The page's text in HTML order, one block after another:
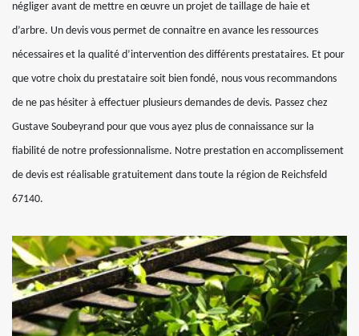
négliger avant de mettre en œuvre un projet de taillage de haie et
d’arbre. Un devis vous permet de connaitre en avance les ressources
nécessaires et la qualité d’intervention des différents prestataires. Et pour
que votre choix du prestataire soit bien fondé, nous vous recommandons
de ne pas hésiter à effectuer plusieurs demandes de devis. Passez chez
Gustave Soubeyrand pour que vous ayez plus de connaissance sur la
fiabilité de notre professionnalisme. Notre prestation en accomplissement
de devis est réalisable gratuitement dans toute la région de Reichsfeld
67140.